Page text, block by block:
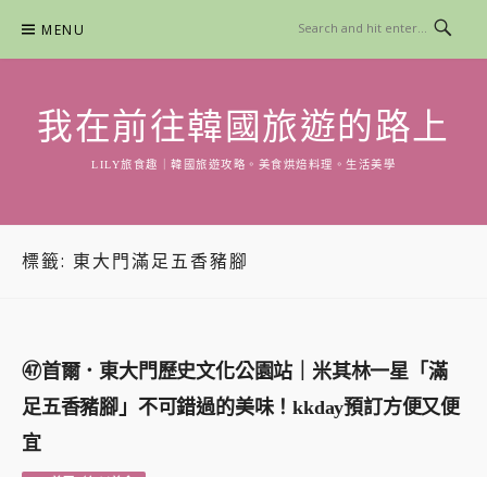
content
MENU
我在前往韓國旅遊的路上
LILY旅食趣｜韓國旅遊攻略。美食烘焙料理。生活美學
標籤: 東大門滿足五香豬腳
㊼首爾．東大門歷史文化公園站｜米其林一星「滿
足五香豬腳」不可錯過的美味！kkday預訂方便又便
宜